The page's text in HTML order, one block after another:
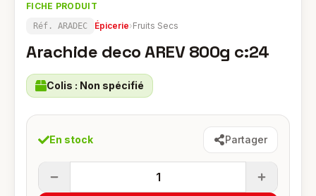
FICHE PRODUIT
Réf. ARADEC Épicerie›Fruits Secs
Arachide deco AREV 800g c:24
Colis : Non spécifié
En stock Partager
1